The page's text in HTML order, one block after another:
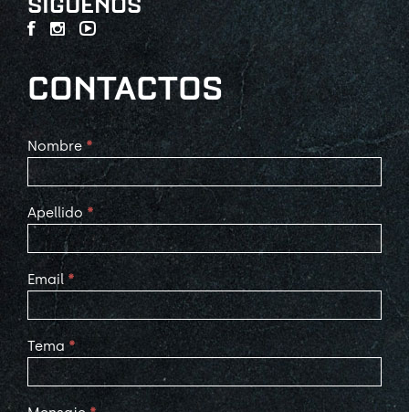
CONTACTOS
Contact
Us
Nombre *
Apellido *
Email *
Tema *